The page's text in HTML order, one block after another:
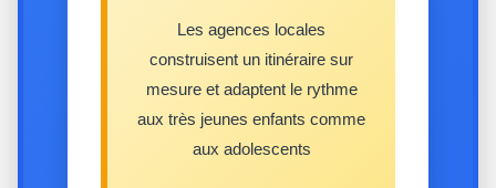
Les agences locales
construisent un itinéraire sur
mesure et adaptent le rythme
aux très jeunes enfants comme
aux adolescents